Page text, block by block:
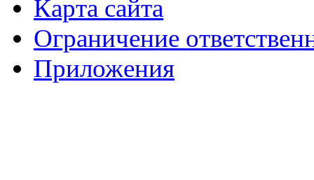
Карта сайта
Ограничение
Приложения